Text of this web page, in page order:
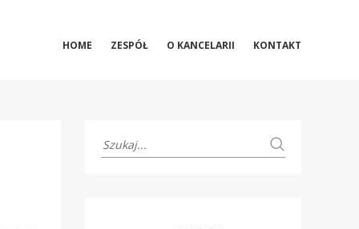
HOME ZESPÓŁ O KANCELARII KONTAKT